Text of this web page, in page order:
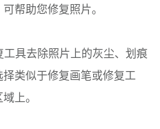
帮助您修复照片。
具去除照片上的灰尘、划痕
类似于修复画笔或修复工
上。